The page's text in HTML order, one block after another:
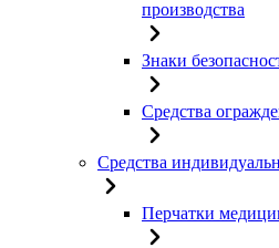
производства
Знаки
Средства
Средства
Перчатки